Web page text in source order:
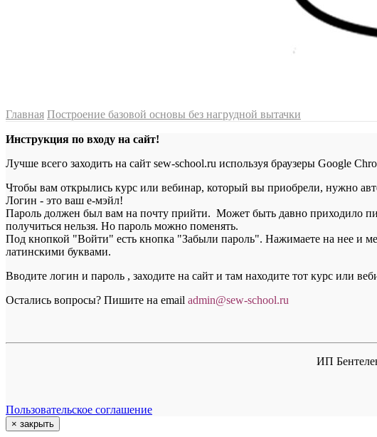
Главная Построение базовой основы без нагрудной вытачки
Инструкция по входу на сайт!
Лучше всего заходить на сайт sew-school.ru используя браузеры Google
Чтобы вам открылись курс или вебинар, который вы приобрели, нужно
Логин - это ваш е-мэйл!
Пароль должен был вам на почту прийти. Может быть давно приходило
получиться нельзя. Но пароль можно поменять.
Под кнопкой "Войти" есть кнопка "Забыли пароль". Нажимаете на нее и
латинскими буквами.
Вводите логин и пароль , заходите на сайт и там находите тот курс или
Остались вопросы? Пишите на email admin@sew-school.ru
ИП
Пользовательское соглашение
× закрыть